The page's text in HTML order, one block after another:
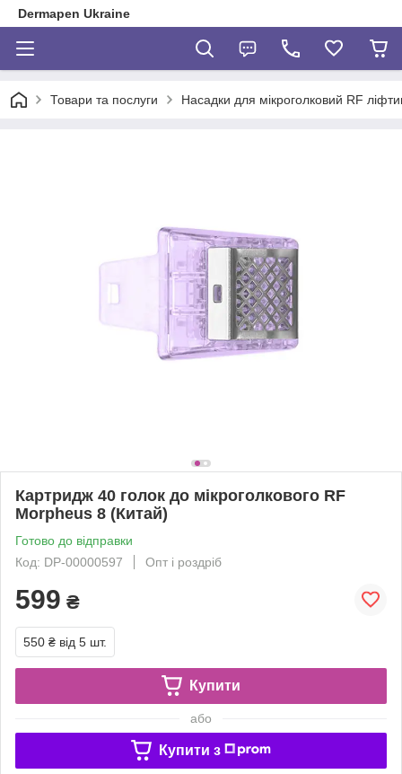
Dermapen Ukraine
Товари та послуги Насадки для мікроголковий RF
Картридж 40 голок до мікроголкового RF
Morpheus 8 (Китай)
Готово до відправки
Код: DP-00000597
Опт і роздріб
599 ₴
550 ₴ від 5 шт.
Купити
або
Купити з